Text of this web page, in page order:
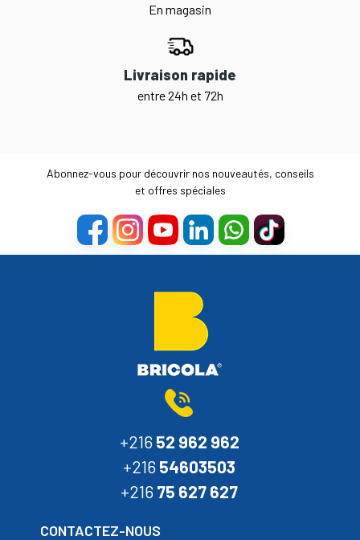
En magasin
Livraison rapide
entre 24h et 72h
Abonnez-vous pour découvrir nos nouveautés, conseils
et offres spéciales
+216 52 962 962
+216 54603503
+216 75 627 627
CONTACTEZ-NOUS